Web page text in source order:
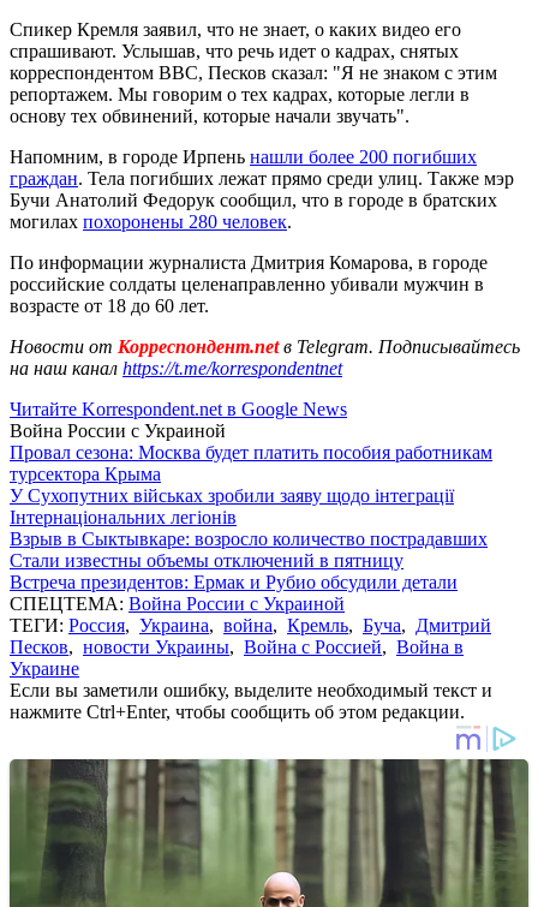
Спикер Кремля заявил, что не знает, о каких видео его
спрашивают. Услышав, что речь идет о кадрах, снятых
корреспондентом BBC, Песков сказал: "Я не знаком с этим
репортажем. Мы говорим о тех кадрах, которые легли в
основу тех обвинений, которые начали звучать".
Напомним, в городе Ирпень нашли более 200 погибших
граждан. Тела погибших лежат прямо среди улиц. Также мэр
Бучи Анатолий Федорук сообщил, что в городе в братских
могилах похоронены 280 человек.
По информации журналиста Дмитрия Комарова, в городе
российские солдаты целенаправленно убивали мужчин в
возрасте от 18 до 60 лет.
Новости от Корреспондент.netв Telegram. Подписывайтесь
на наш канал https://t.me/korrespondentnet
Читайте Korrespondent.net в Google News
Война России с Украиной
Провал сезона: Москва будет платить пособия работникам
турсектора Крыма
У Сухопутних військах зробили заяву щодо інтеграції
Інтернаціональних легіонів
Взрыв в Сыктывкаре: возросло количество пострадавших
Стали известны объемы отключений в пятницу
Встреча президентов: Ермак и Рубио обсудили детали
СПЕЦТЕМА: Война России с Украиной
ТЕГИ: Россия, Украина, война, Кремль, Буча, Дмитрий
Песков, новости Украины, Война с Россией, Война в
Украине
Если вы заметили ошибку, выделите необходимый текст и
нажмите Ctrl+Enter, чтобы сообщить об этом редакции.